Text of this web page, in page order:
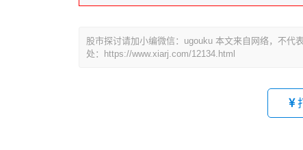
股市探讨请加小编微信：ugouku 本文来自网络，不代
处：https://www.xiarj.com/12134.html